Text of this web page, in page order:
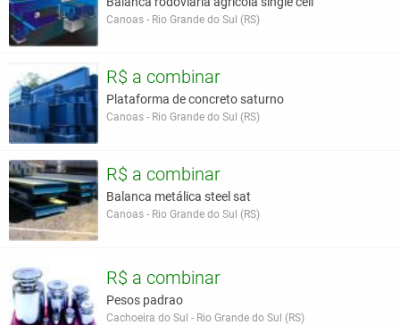
Canoas - Rio Grande do Sul (RS)
R$ a combinar
Plataforma de concreto saturno
Canoas - Rio Grande do Sul (RS)
R$ a combinar
Balanca metálica steel sat
Canoas - Rio Grande do Sul (RS)
R$ a combinar
Pesos padrao
Cachoeira do Sul - Rio Grande do Sul (RS)